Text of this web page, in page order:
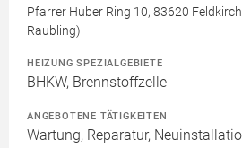
Pfarrer Huber Ring 10, 83620
Raubling)
HEIZUNG SPEZIALGEBIETE
BHKW, Brennstoffzelle
ANGEBOTENE TÄTIGKEITEN
Wartung, Reparatur,